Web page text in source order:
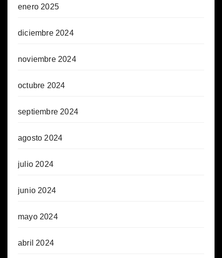
enero 2025
diciembre 2024
noviembre 2024
octubre 2024
septiembre 2024
agosto 2024
julio 2024
junio 2024
mayo 2024
abril 2024